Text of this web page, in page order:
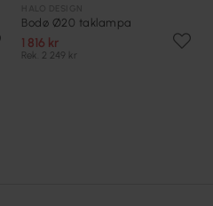
Bodø Ø20 taklampa
1 816 kr
Rek. 2 249 kr